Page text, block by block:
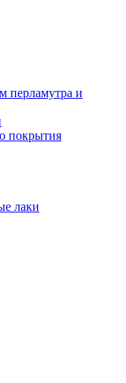
перламутра и
покрытия
лаки